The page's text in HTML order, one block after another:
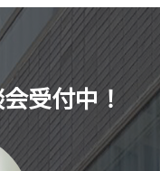
受付中！